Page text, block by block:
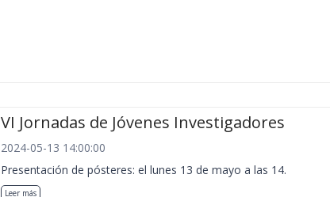
VI Jornadas de Jóvenes Investigadores
2024-05-13 14:00:00
Presentación de pósteres: el lunes 13 de mayo a las 14.
Leer más